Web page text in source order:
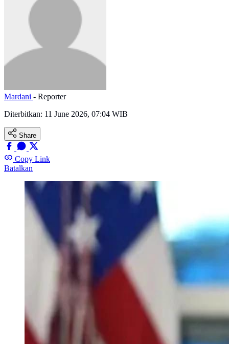
Mardani - Reporter
Diterbitkan: 11 June 2026, 07:04 WIB
Share
Copy Link
Batalkan